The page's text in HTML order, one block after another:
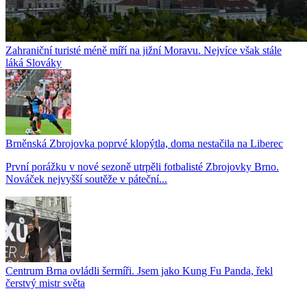
Zahraniční turisté méně míří na jižní Moravu. Nejvíce však stále
láká Slováky
Brněnská Zbrojovka poprvé klopýtla, doma nestačila na Liberec
První porážku v nové sezoně utrpěli fotbalisté Zbrojovky Brno.
Nováček nejvyšší soutěže v páteční...
Centrum Brna ovládli šermíři. Jsem jako Kung Fu Panda, řekl
čerstvý mistr světa